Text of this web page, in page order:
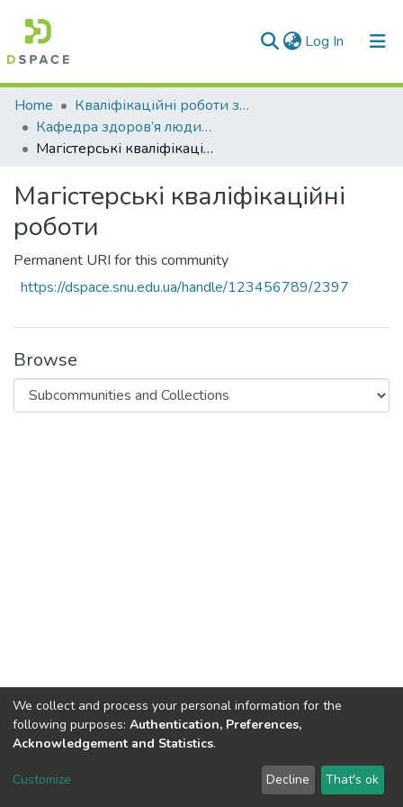
Log In (current)
Communities & Collections
All of DSpace
Home
Кваліфікаційні роботи здобувачів вищої освіти
Кафедра здоров’я людини та фізичного виховання (ЗЛФВ)
Магістерські кваліфікаційні роботи
Магістерські кваліфікаційні
роботи
Permanent URI for this community
https://dspace.snu.edu.ua/handle/123456789/2397
Browse
Dspace & Volodymyr Dahl East Ukrainian National University
LYRASIS
Send Feedback
We collect and process your personal information for the
following purposes: Authentication, Preferences,
Acknowledgement and Statistics.
Customize Decline That's ok